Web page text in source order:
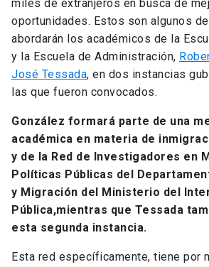
miles de extranjeros en busca de
oportunidades. Estos son algunos
abordarán los académicos de la
y la Escuela de Administración,
José Tessada, en dos instancias
las que fueron convocados.
González formará parte de una
académica en materia de
y de la Red de Investigadores en
Políticas Públicas del
y Migración del Ministerio del
Pública,mientras que Tessada
esta segunda instancia.
Esta red específicamente, tiene por